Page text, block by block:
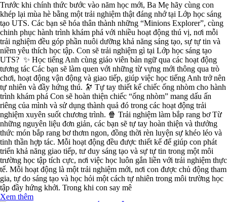
Trước khi chính thức bước vào năm học mới, Ba Mẹ hãy cùng con
khép lại mùa hè bằng một trải nghiệm thật đáng nhớ tại Lớp học sáng
tạo UTS. Các bạn sẽ hóa thân thành những “Minions Explorer”, cùng
chinh phục hành trình khám phá với nhiều hoạt động thú vị, nơi mỗi
trải nghiệm đều góp phần nuôi dưỡng khả năng sáng tạo, sự tự tin và
niềm yêu thích học tập. Con sẽ trải nghiệm gì tại Lớp học sáng tạo
UTS? ✨ Học tiếng Anh cùng giáo viên bản ngữ qua các hoạt động
tương tác Các bạn sẽ làm quen với những từ vựng mới thông qua trò
chơi, hoạt động vận động và giao tiếp, giúp việc học tiếng Anh trở nên
tự nhiên và đầy hứng thú. 🔭 Tự tay thiết kế chiếc ống nhòm cho hành
trình khám phá Con sẽ hoàn thiện chiếc “ống nhòm” mang dấu ấn
riêng của mình và sử dụng thành quả đó trong các hoạt động trải
nghiệm xuyên suốt chương trình. 🍿 Trải nghiệm làm bắp rang bơ Từ
những nguyên liệu đơn giản, các bạn sẽ tự tay hoàn thiện và thưởng
thức món bắp rang bơ thơm ngon, đồng thời rèn luyện sự khéo léo và
tinh thần hợp tác. Mỗi hoạt động đều được thiết kế để giúp con phát
triển khả năng giao tiếp, tư duy sáng tạo và sự tự tin trong một môi
trường học tập tích cực, nơi việc học luôn gắn liền với trải nghiệm thực
tế. Mỗi hoạt động là một trải nghiệm mới, nơi con được chủ động tham
gia, tự do sáng tạo và học hỏi một cách tự nhiên trong môi trường học
tập đầy hứng khởi. Trong khi con say mê
Xem thêm